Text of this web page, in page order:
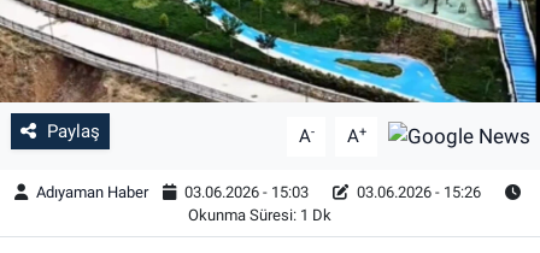
Paylaş A- A+
Adıyaman Haber 03.06.2026 - 15:03
03.06.2026 - 15:26
Okunma Süresi: 1 Dk
Eğitim
Ekonomi
Yaşam
Çevre